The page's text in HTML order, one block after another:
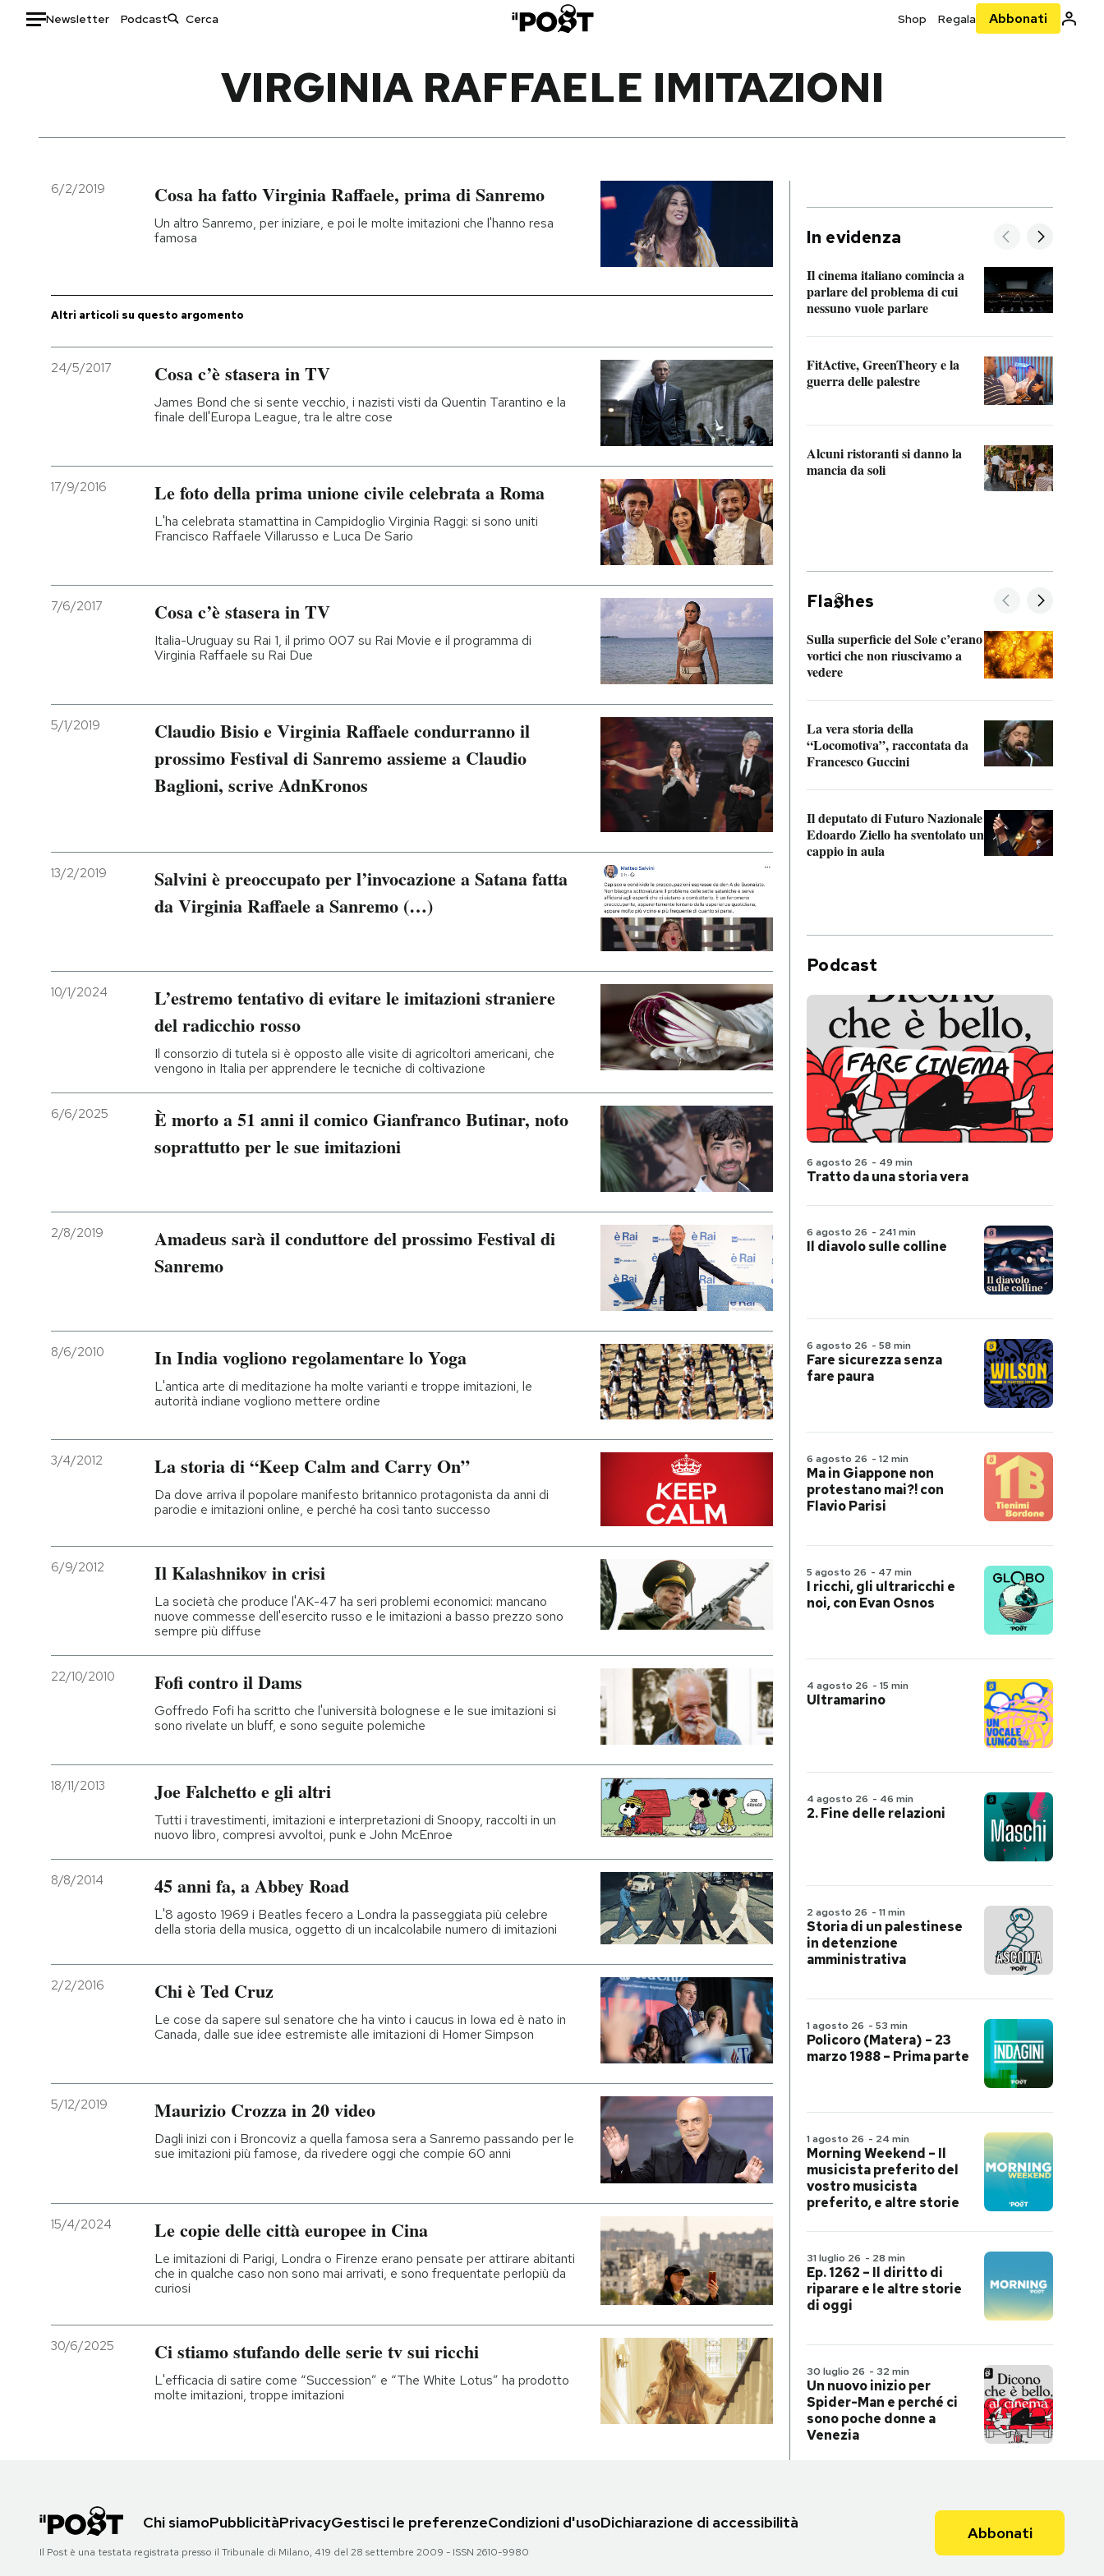
Newsletter Podcast Shop Regala Abbonati
Italia
Politica
Moda
Ok Boomer!
CALENDARIO
Entra
VIRGINIA RAFFAELE IMITAZIONI
6/2/2019 Cosa ha fatto Virginia Raffaele, prima di Sanremo
Un altro Sanremo, per iniziare, e poi le molte imitazioni che l'hanno resa
famosa
Altri articoli su questo argomento
24/5/2017 Cosa c’è stasera in TV
James Bond che si sente vecchio, i nazisti visti da Quentin Tarantino e la
finale dell'Europa League, tra le altre cose
17/9/2016 Le foto della prima unione civile celebrata a Roma
L'ha celebrata stamattina in Campidoglio Virginia Raggi: si sono uniti
Francisco Raffaele Villarusso e Luca De Sario
7/6/2017 Cosa c’è stasera in TV
Italia-Uruguay su Rai 1, il primo 007 su Rai Movie e il programma di
Virginia Raffaele su Rai Due
5/1/2019
Claudio Bisio e Virginia Raffaele condurranno il
prossimo Festival di Sanremo assieme a Claudio
Baglioni, scrive AdnKronos
13/2/2019
Salvini è preoccupato per l’invocazione a Satana fatta
da Virginia Raffaele a Sanremo (…)
10/1/2024
L’estremo tentativo di evitare le imitazioni straniere
del radicchio rosso
Il consorzio di tutela si è opposto alle visite di agricoltori americani, che
vengono in Italia per apprendere le tecniche di coltivazione
6/6/2025
È morto a 51 anni il comico Gianfranco Butinar, noto
soprattutto per le sue imitazioni
2/8/2019
Amadeus sarà il conduttore del prossimo Festival di
Sanremo
8/6/2010 In India vogliono regolamentare lo Yoga
L'antica arte di meditazione ha molte varianti e troppe imitazioni, le
autorità indiane vogliono mettere ordine
3/4/2012 La storia di “Keep Calm and Carry On”
Da dove arriva il popolare manifesto britannico protagonista da anni di
parodie e imitazioni online, e perché ha così tanto successo
6/9/2012 Il Kalashnikov in crisi
La società che produce l'AK-47 ha seri problemi economici: mancano
nuove commesse dell'esercito russo e le imitazioni a basso prezzo sono
sempre più diffuse
22/10/2010 Fofi contro il Dams
Goffredo Fofi ha scritto che l'università bolognese e le sue imitazioni si
sono rivelate un bluff, e sono seguite polemiche
18/11/2013 Joe Falchetto e gli altri
Tutti i travestimenti, imitazioni e interpretazioni di Snoopy, raccolti in un
nuovo libro, compresi avvoltoi, punk e John McEnroe
8/8/2014 45 anni fa, a Abbey Road
L'8 agosto 1969 i Beatles fecero a Londra la passeggiata più celebre
della storia della musica, oggetto di un incalcolabile numero di imitazioni
2/2/2016 Chi è Ted Cruz
Le cose da sapere sul senatore che ha vinto i caucus in Iowa ed è nato in
Canada, dalle sue idee estremiste alle imitazioni di Homer Simpson
5/12/2019 Maurizio Crozza in 20 video
Dagli inizi con i Broncoviz a quella famosa sera a Sanremo passando per le
sue imitazioni più famose, da rivedere oggi che compie 60 anni
15/4/2024 Le copie delle città europee in Cina
Le imitazioni di Parigi, Londra o Firenze erano pensate per attirare abitanti
che in qualche caso non sono mai arrivati, e sono frequentate perlopiù da
curiosi
30/6/2025 Ci stiamo stufando delle serie tv sui ricchi
L'efficacia di satire come “Succession” e “The White Lotus” ha prodotto
molte imitazioni, troppe imitazioni
In evidenza
Il cinema italiano comincia a
parlare del problema di cui
nessuno vuole parlare
FitActive, GreenTheory e la
guerra delle palestre
Alcuni ristoranti si danno la
mancia da soli
Fla hes
Sulla superficie del Sole c’erano
vortici che non riuscivamo a
vedere
La vera storia della
“Locomotiva”, raccontata da
Francesco Guccini
Il deputato di Futuro Nazionale
Edoardo Ziello ha sventolato un
cappio in aula
Podcast
6 agosto 26 - 49 min
Tratto da una storia vera
6 agosto 26 - 241 min
Il diavolo sulle colline
6 agosto 26 - 58 min
Fare sicurezza senza
fare paura
6 agosto 26 - 12 min
Ma in Giappone non
protestano mai?! con
Flavio Parisi
5 agosto 26 - 47 min
I ricchi, gli ultraricchi e
noi, con Evan Osnos
4 agosto 26 - 15 min
Ultramarino
4 agosto 26 - 46 min
2. Fine delle relazioni
2 agosto 26 - 11 min
Storia di un palestinese
in detenzione
amministrativa
1 agosto 26 - 53 min
Policoro (Matera) – 23
marzo 1988 – Prima parte
1 agosto 26 - 24 min
Morning Weekend – Il
musicista preferito del
vostro musicista
preferito, e altre storie
31 luglio 26 - 28 min
Ep. 1262 – Il diritto di
riparare e le altre storie
di oggi
30 luglio 26 - 32 min
Un nuovo inizio per
Spider-Man e perché ci
sono poche donne a
Venezia
Chi siamoPubblicitàPrivacyGestisci le preferenzeCondizioni d'usoDichiarazione di accessibilità
Il Post è una testata registrata presso il Tribunale di Milano, 419 del 28 settembre 2009 - ISSN 2610-9980
Abbonati